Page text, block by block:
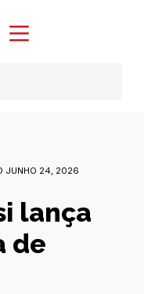
JUNHO 24, 2026
lança
de